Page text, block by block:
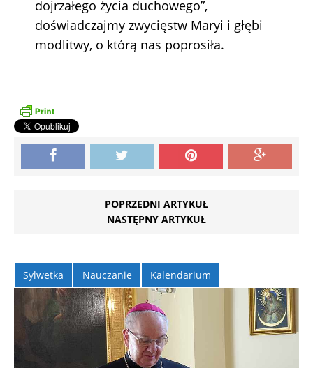
dojrzałego życia duchowego”,
doświadczajmy zwycięstw Maryi i głębi
modlitwy, o którą nas poprosiła.
POPRZEDNI ARTYKUŁ
NASTĘPNY ARTYKUŁ
Sylwetka Nauczanie Kalendarium